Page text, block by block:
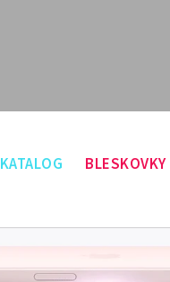
KATALOG BLESKOVKY